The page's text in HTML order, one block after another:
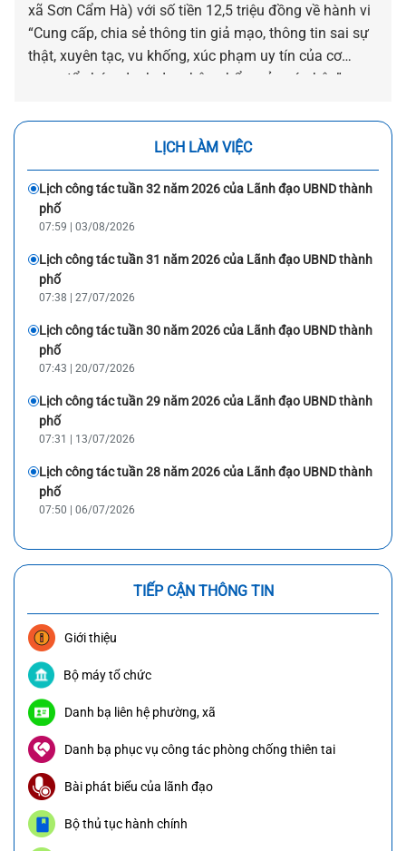
xã Sơn Cẩm Hà) với số tiền 12,5 triệu đồng về hành vi
“Cung cấp, chia sẻ thông tin giả mạo, thông tin sai sự
thật, xuyên tạc, vu khống, xúc phạm uy tín của cơ
quan, tổ chức, danh dự, nhân phẩm của cá nhân”.
LỊCH LÀM VIỆC
Lịch công tác tuần 32 năm 2026 của Lãnh đạo UBND thành
phố
07:59 | 03/08/2026
Lịch công tác tuần 31 năm 2026 của Lãnh đạo UBND thành
phố
07:38 | 27/07/2026
Lịch công tác tuần 30 năm 2026 của Lãnh đạo UBND thành
phố
07:43 | 20/07/2026
Lịch công tác tuần 29 năm 2026 của Lãnh đạo UBND thành
phố
07:31 | 13/07/2026
Lịch công tác tuần 28 năm 2026 của Lãnh đạo UBND thành
phố
07:50 | 06/07/2026
TIẾP CẬN THÔNG TIN
Giới thiệu
Bộ máy tổ chức
Danh bạ liên hệ phường, xã
Danh bạ phục vụ công tác phòng chống thiên tai
Bài phát biểu của lãnh đạo
Bộ thủ tục hành chính